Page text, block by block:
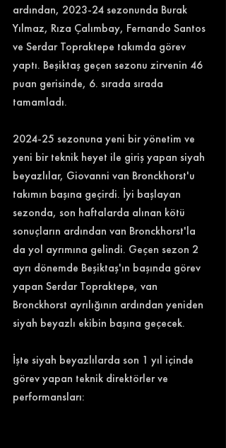
ardından, 2023-24 sezonunda Burak
Yılmaz, Rıza Çalımbay, Fernando Santos
ve Serdar Topraktepe takımda görev
yaptı. Beşiktaş geçen sezonu zirvenin 46
puan gerisinde, 6. sırada sırada
tamamladı.
2024-25 sezonuna yeni bir yönetim ve
yeni bir teknik heyet ile giriş yapan siyah
beyazlılar, Giovanni van Bronckhorst'u
takımın başına geçirdi. İyi başlayan
sezonda, son haftalarda alınan kötü
sonuçların ardından van Bronckhorst'la
da yol ayrımına gelindi. Geçen sezon 2
ayrı dönemde Beşiktaş'ın başında görev
yapan Serdar Topraktepe, van
Bronckhorst ayrılığının ardından yeniden
siyah beyazlı ekibin başına geçecek.
İşte siyah beyazlılarda son 1 yıl içinde
görev yapan teknik direktörler ve
performansları: